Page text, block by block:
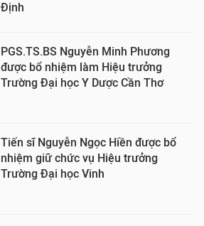
Định
PGS.TS.BS Nguyễn Minh Phương
được bổ nhiệm làm Hiệu trưởng
Trường Đại học Y Dược Cần Thơ
Tiến sĩ Nguyễn Ngọc Hiền được bổ
nhiệm giữ chức vụ Hiệu trưởng
Trường Đại học Vinh